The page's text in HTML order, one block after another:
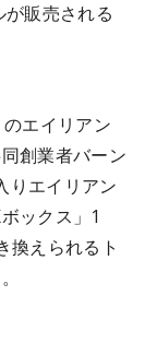
販売される
エイリアン
創業者バーン
りエイリアン
ックス」1
換えられるト